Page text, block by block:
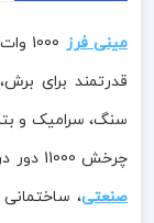
مینی فرز
قدرتمند برای
چرخش 11000 دور در دقیقه، عملکردی سریع و دقیق را در پروژه‌های
صنعتی،